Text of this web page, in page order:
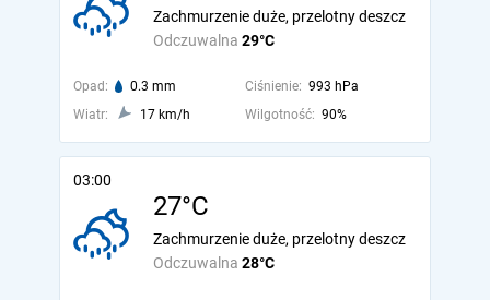
Odczuwalna 29°C
Zachmurzenie duże, przelotny deszcz
Opad: 0.3 mm Ciśnienie: 993 hPa
Wiatr:
17 km/h Wilgotność: 90%
03:00
27°C
Odczuwalna 28°C
Zachmurzenie duże, przelotny deszcz